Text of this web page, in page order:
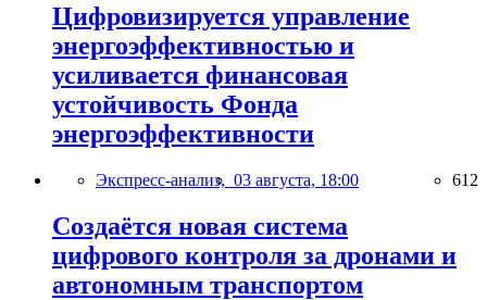
Цифровизируется управление
энергоэффективностью и
усиливается финансовая
устойчивость Фонда
энергоэффективности
Экспресс-анализ, 03 августа, 18:00 612
Создаётся новая система
цифрового контроля за дронами и
автономным транспортом